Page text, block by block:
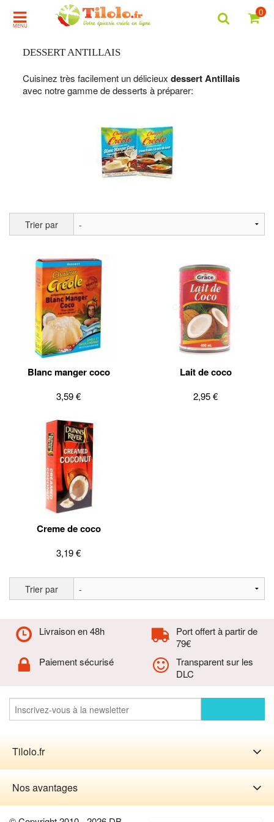
MENU
0
DESSERT ANTILLAIS
Cuisinez très facilement un délicieuxdessert Antillais
avec notre gamme de desserts à préparer:
Trier par
Blanc manger coco
3,59 €
Lait de coco
2,95 €
Creme de coco
3,19 €
Trier par
Livraison en 48h
Port offert à partir de
79€
Paiement sécurisé
Transparent sur les
DLC
Tilolo.fr
Nos avantages